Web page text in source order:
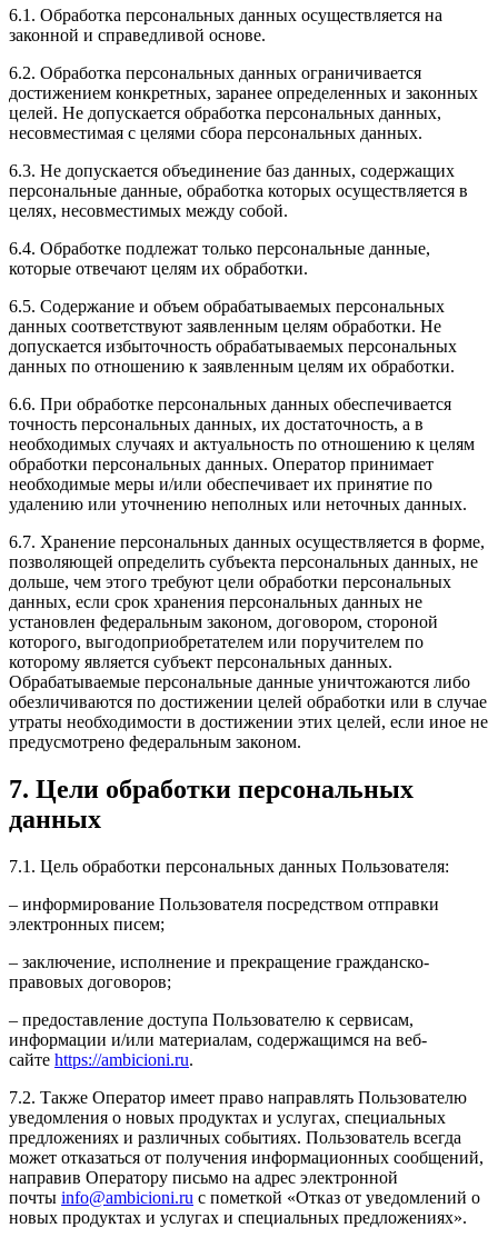
6.1. Обработка персональных данных осуществляется на
законной и справедливой основе.
6.2. Обработка персональных данных ограничивается
достижением конкретных, заранее определенных и законных
целей. Не допускается обработка персональных данных,
несовместимая с целями сбора персональных данных.
6.3. Не допускается объединение баз данных, содержащих
персональные данные, обработка которых осуществляется в
целях, несовместимых между собой.
6.4. Обработке подлежат только персональные данные,
которые отвечают целям их обработки.
6.5. Содержание и объем обрабатываемых персональных
данных соответствуют заявленным целям обработки. Не
допускается избыточность обрабатываемых персональных
данных по отношению к заявленным целям их обработки.
6.6. При обработке персональных данных обеспечивается
точность персональных данных, их достаточность, а в
необходимых случаях и актуальность по отношению к целям
обработки персональных данных. Оператор принимает
необходимые меры и/или обеспечивает их принятие по
удалению или уточнению неполных или неточных данных.
6.7. Хранение персональных данных осуществляется в форме,
позволяющей определить субъекта персональных данных, не
дольше, чем этого требуют цели обработки персональных
данных, если срок хранения персональных данных не
установлен федеральным законом, договором, стороной
которого, выгодоприобретателем или поручителем по
которому является субъект персональных данных.
Обрабатываемые персональные данные уничтожаются либо
обезличиваются по достижении целей обработки или в случае
утраты необходимости в достижении этих целей, если иное не
предусмотрено федеральным законом.
7. Цели обработки персональных
данных
7.1. Цель обработки персональных данных Пользователя:
– информирование Пользователя посредством отправки
электронных писем;
– заключение, исполнение и прекращение гражданско-
правовых договоров;
– предоставление доступа Пользователю к сервисам,
информации и/или материалам, содержащимся на веб-
сайте https://ambicioni.ru.
7.2. Также Оператор имеет право направлять Пользователю
уведомления о новых продуктах и услугах, специальных
предложениях и различных событиях. Пользователь всегда
может отказаться от получения информационных сообщений,
направив Оператору письмо на адрес электронной
почты info@ambicioni.ru с пометкой «Отказ от уведомлений о
новых продуктах и услугах и специальных предложениях».